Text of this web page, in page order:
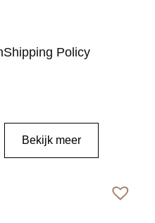
Shipping Policy
Bekijk meer